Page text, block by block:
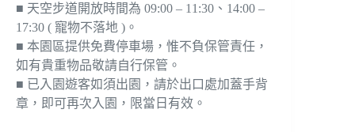
■ 天空步道開放時間為 09:00 – 11:30、14:00 –
17:30 ( 寵物不落地 )。
■ 本園區提供免費停車場，惟不負保管責任，
如有貴重物品敬請自行保管。
■ 已入園遊客如須出園，請於出口處加蓋手背
章，即可再次入園，限當日有效。